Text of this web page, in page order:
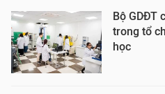
Bộ GDĐT
trong tổ
học